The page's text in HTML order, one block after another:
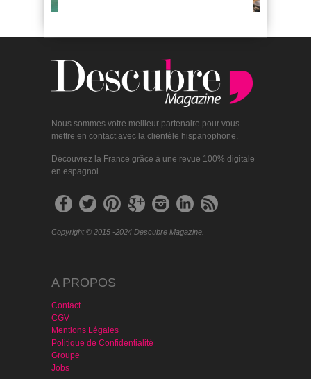
Nous sommes votre meilleur partenaire pour vous
mettre en contact avec la clientèle hispanophone.
Découvrez la France grâce à une revue 100% digitale
en espagnol.
Copyright © 2015 -2024 Descubre Magazine.
A PROPOS
Contact
CGV
Mentions Légales
Politique de Confidentialité
Groupe
Jobs